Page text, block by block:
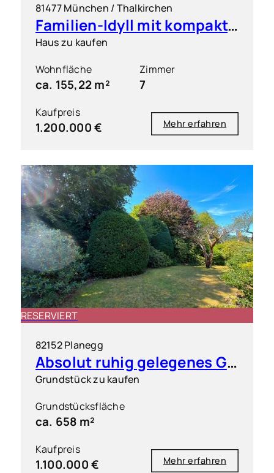
81477 München / Thalkirchen
Familien-Idyll mit kompakter Einliegerwohnung & großem Garten
Haus zu kaufen
Wohnfläche
ca. 155,22 m²
Zimmer
7
Kaufpreis
1.200.000 € Mehr erfahren
RESERVIERT
82152 Planegg
Absolut ruhig gelegenes Grundstück in exklusiver Wohnlage
Grundstück zu kaufen
Grundstücksfläche
ca. 658 m²
Kaufpreis
1.100.000 € Mehr erfahren